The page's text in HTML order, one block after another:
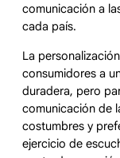
comunicación a
cada país.
La
consumidores a
duradera, pero
comunicación de
costumbres y
ejercicio de